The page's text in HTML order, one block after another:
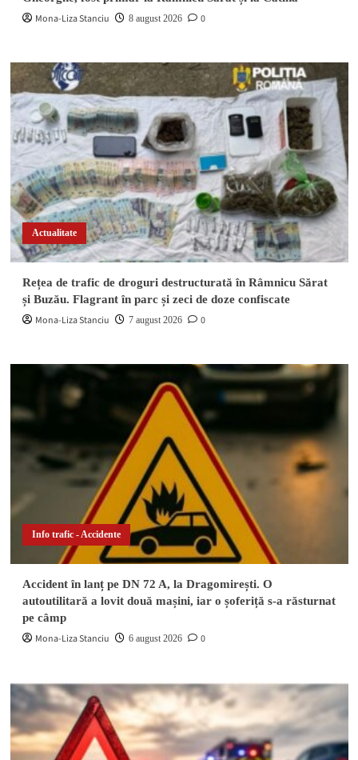
Mona-Liza Stanciu 8 august 2026 0
Actualitate
Rețea de trafic de droguri destructurată în Râmnicu Sărat
și Buzău. Flagrant în parc și zeci de doze confiscate
Mona-Liza Stanciu 7 august 2026 0
Info trafic - Accidente
Accident în lanț pe DN 72 A, la Dragomirești. O
autoutilitară a lovit două mașini, iar o șoferiță s-a răsturnat
pe câmp
Mona-Liza Stanciu 6 august 2026 0